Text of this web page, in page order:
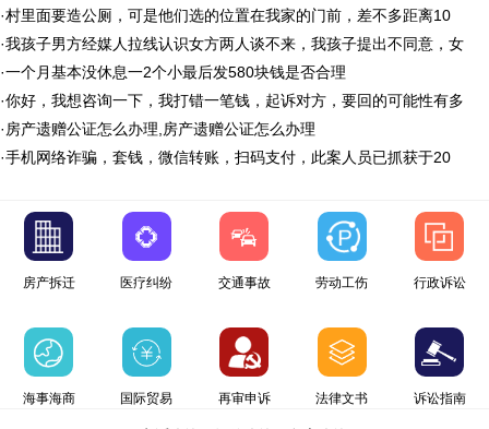
·村里面要造公厕，可是他们选的位置在我家的门前，差不多距离10
·我孩子男方经媒人拉线认识女方两人谈不来，我孩子提出不同意，女
·一个月基本没休息一2个小最后发580块钱是否合理
·你好，我想咨询一下，我打错一笔钱，起诉对方，要回的可能性有多
·房产遗赠公证怎么办理,房产遗赠公证怎么办理
·手机网络诈骗，套钱，微信转账，扫码支付，此案人员已抓获于20
房产拆迁 医疗纠纷 交通事故 劳动工伤 行政诉讼
海事海商 国际贸易 再审申诉 法律文书 诉讼指南